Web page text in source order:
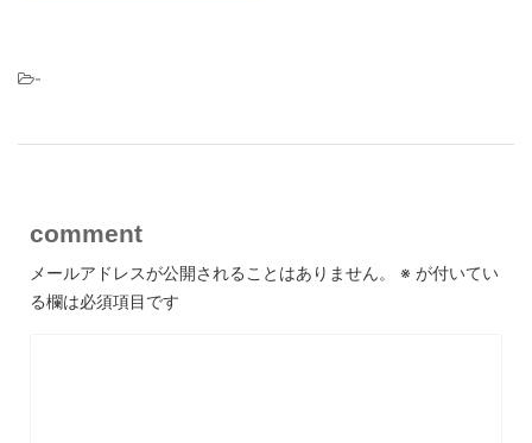
-
comment
メールアドレスが公開されることはありません。 ※ が付いてい
る欄は必須項目です